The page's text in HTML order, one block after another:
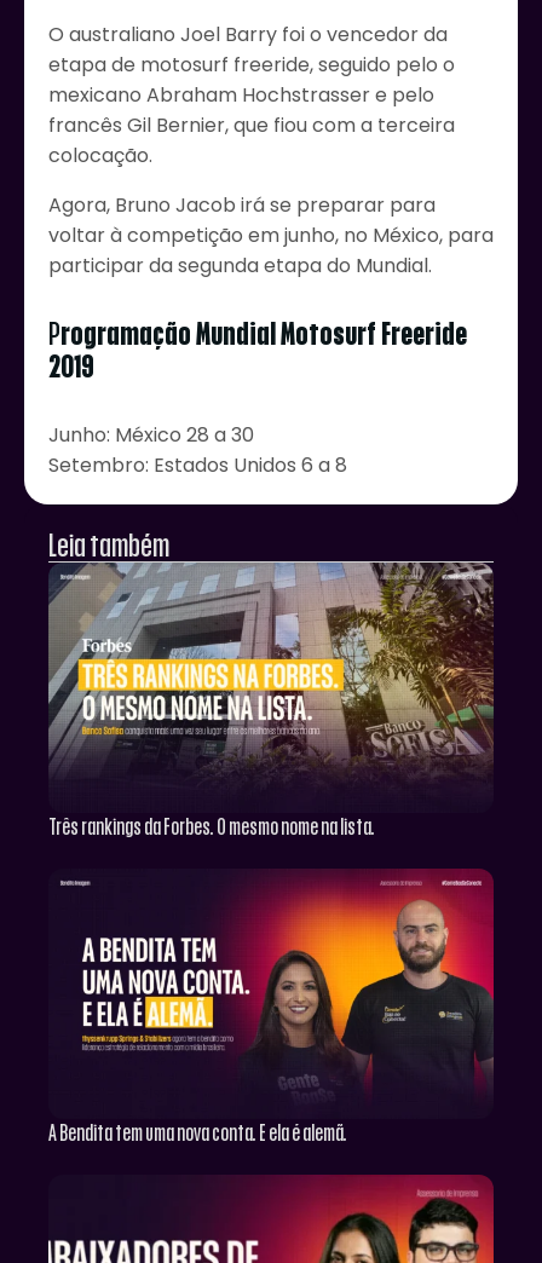
O australiano Joel Barry foi o vencedor da
etapa de motosurf freeride, seguido pelo o
mexicano Abraham Hochstrasser e pelo
francês Gil Bernier, que fiou com a terceira
colocação.
Agora, Bruno Jacob irá se preparar para
voltar à competição em junho, no México, para
participar da segunda etapa do Mundial.
Programação Mundial Motosurf Freeride
2019
Junho: México 28 a 30
Setembro: Estados Unidos 6 a 8
Leia também
Três rankings da Forbes. O mesmo nome na lista.
A Bendita tem uma nova conta. E ela é alemã.